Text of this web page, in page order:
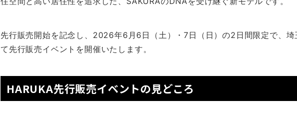
先行販売開始を記念し、2026年6月6日（土）・7日（日）の2日間限定で、埼
て先行販売イベントを開催いたします。
HARUKA先行販売イベントの見どころ